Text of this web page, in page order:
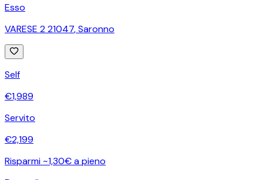
Esso
VARESE 2 21047,Saronno
Self
€1,989
Servito
€2,199
Risparmi ~1,30€ a pieno